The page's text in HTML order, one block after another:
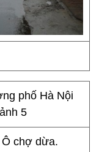
chợ dừa.